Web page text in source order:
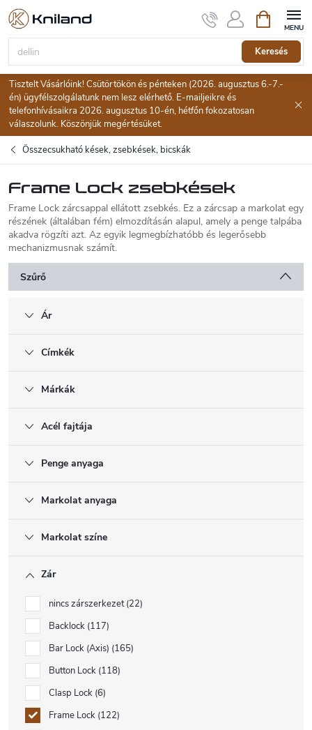
Ugrás
tartalomhoz
Keresés
Tisztelt Vásárlóink! Csütörtökön és pénteken (2026. augusztus 6.-7.-
én) ügyfélszolgálatunk nem lesz elérhető. E-mailjeikre és
telefonhívásaikra 2026. augusztus 10-én, hétfőn fokozatosan
válaszolunk. Köszönjük megértésüket.
Összecsukható kések, zsebkések, bicskák
Frame Lock zsebkések
Frame Lock zárcsappal ellátott zsebkés. Ez a zárcsap a markolat egy
részének (általában fém) elmozdításán alapul, amely a penge talpába
akadva rögzíti azt. Az egyik legmegbízhatóbb és legerősebb
mechanizmusnak számít.
Szűrő
Ár
Címkék
Márkák
Acél fajtája
Penge anyaga
Markolat anyaga
Markolat színe
Zár
nincs zárszerkezet 22
Backlock 117
Bar Lock (Axis) 165
Button Lock 118
Clasp Lock 6
Frame Lock 122